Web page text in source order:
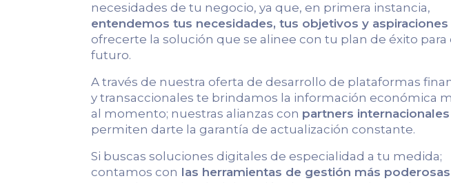
necesidades de tu negocio, ya que, en primera instancia,
entendemos tus necesidades, tus objetivos y aspiraciones
ofrecerte la solución que se alinee con tu plan de éxito para
futuro.
A través de nuestra oferta de desarrollo de plataformas
y transaccionales te brindamos la información económica
al momento; nuestras alianzas con partners internacionales
permiten darte la garantía de actualización constante.
Si buscas soluciones digitales de especialidad a tu medida;
contamos con las herramientas de gestión más poderosas